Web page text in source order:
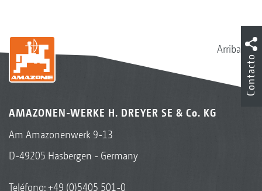
Arriba
AMAZONEN-WERKE H. DREYER SE & Co. KG
Am Amazonenwerk 9-13
D-49205 Hasbergen - Germany
Teléfono:+49 (0)5405 501-0
Contacto